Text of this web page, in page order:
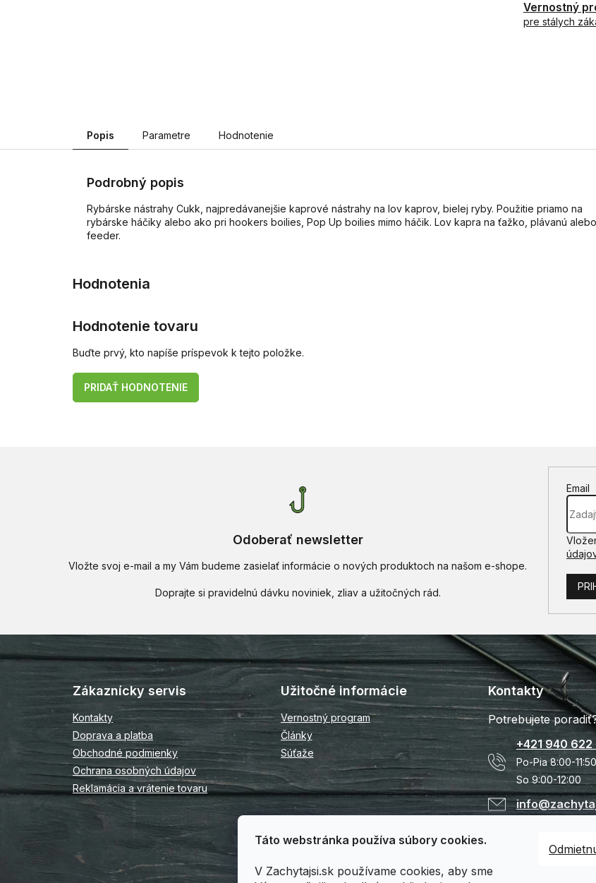
Táto webstránka používa súbory cookies.
V Zachytajsi.sk používame cookies, aby sme
Vernostný
pre stálych
Popis Parametre Hodnotenie
Podrobný popis
Rybárske nástrahy Cukk, najpredávanejšie kaprové nástrahy na lov kaprov, bielej ryby. Použitie priamo na
rybárske háčiky alebo ako pri hookers boilies, Pop Up boilies mimo háčik. Lov kapra na ťažko, plávanú alebo
feeder.
Hodnotenie tovaru
Buďte prvý, kto napíše príspevok k tejto položke.
PRIDAŤ HODNOTENIE
Odoberať newsletter
Vložte svoj e-mail a my Vám budeme zasielať informácie o nových produktoch na našom e-shope.
Email
Z
Zákaznícky servis
Kontakty
Doprava a platba
Obchodné podmienky
Ochrana osobných údajov
Reklamácia a vrátenie tovaru
Užitočné informácie
Vernostný program
Články
Súťaže
Kontakty
Potrebujete
+421 940
Po-Pia 8:00-
So 9:00-12:00